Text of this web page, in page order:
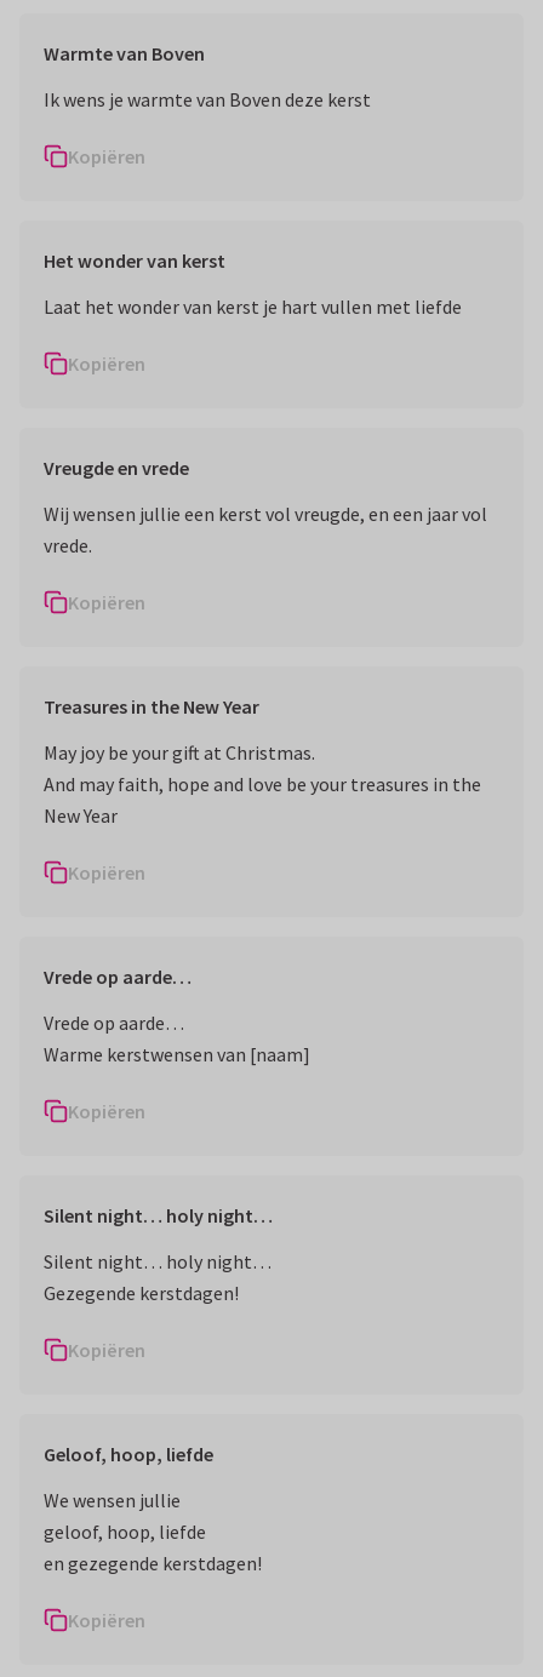
Warmte van Boven
Ik wens je warmte van Boven deze kerst
Kopiëren
Het wonder van kerst
Laat het wonder van kerst je hart vullen met liefde
Kopiëren
Vreugde en vrede
Wij wensen jullie een kerst vol vreugde, en een jaar vol
vrede.
Kopiëren
Treasures in the New Year
May joy be your gift at Christmas.
And may faith, hope and love be your treasures in the
New Year
Kopiëren
Vrede op aarde…
Vrede op aarde…
Warme kerstwensen van [naam]
Kopiëren
Silent night… holy night…
Silent night… holy night…
Gezegende kerstdagen!
Kopiëren
Geloof, hoop, liefde
We wensen jullie
geloof, hoop, liefde
en gezegende kerstdagen!
Kopiëren